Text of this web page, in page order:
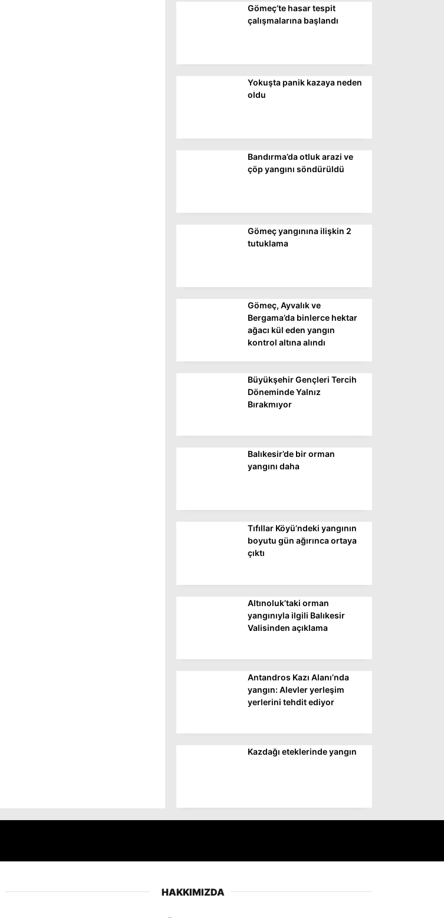
DİĞER
WhatsApp İhbar
Facebook
Instagram
Youtube
Gömeç’te hasar tespit
çalışmalarına başlandı
Yokuşta panik kazaya neden
oldu
Bandırma’da otluk arazi ve
çöp yangını söndürüldü
Gömeç yangınına ilişkin 2
tutuklama
Gömeç, Ayvalık ve
Bergama’da binlerce hektar
ağacı kül eden yangın
kontrol altına alındı
Büyükşehir Gençleri Tercih
Döneminde Yalnız
Bırakmıyor
Balıkesir’de bir orman
yangını daha
Tıfıllar Köyü’ndeki yangının
boyutu gün ağırınca ortaya
çıktı
Altınoluk’taki orman
yangınıyla ilgili Balıkesir
Valisinden açıklama
Antandros Kazı Alanı’nda
yangın: Alevler yerleşim
yerlerini tehdit ediyor
Kazdağı eteklerinde yangın
HAKKIMIZDA